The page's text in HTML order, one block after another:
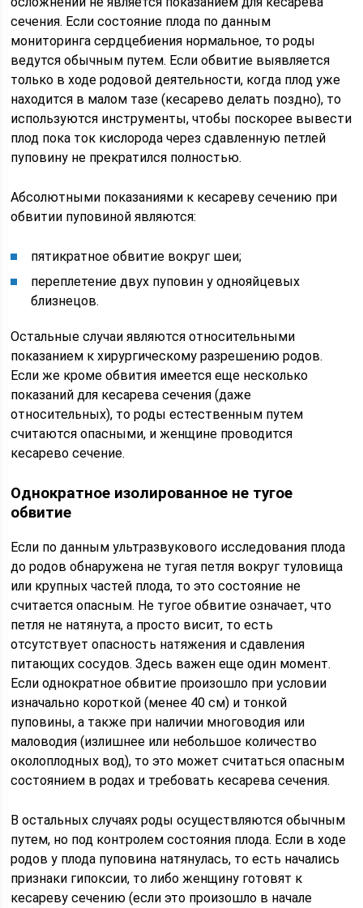
сечения. Если состояние плода по данным
мониторинга сердцебиения нормальное, то роды
ведутся обычным путем. Если обвитие выявляется
только в ходе родовой деятельности, когда плод уже
находится в малом тазе (кесарево делать поздно), то
используются инструменты, чтобы поскорее вывести
плод пока ток кислорода через сдавленную петлей
пуповину не прекратился полностью.
Абсолютными показаниями к кесареву сечению при
обвитии пуповиной являются:
пятикратное обвитие вокруг шеи;
переплетение двух пуповин у однояйцевых
близнецов.
Остальные случаи являются относительными
показанием к хирургическому разрешению родов.
Если же кроме обвития имеется еще несколько
показаний для кесарева сечения (даже
относительных), то роды естественным путем
считаются опасными, и женщине проводится
кесарево сечение.
Однократное изолированное не тугое
обвитие
Если по данным ультразвукового исследования плода
до родов обнаружена не тугая петля вокруг туловища
или крупных частей плода, то это состояние не
считается опасным. Не тугое обвитие означает, что
петля не натянута, а просто висит, то есть
отсутствует опасность натяжения и сдавления
питающих сосудов. Здесь важен еще один момент.
Если однократное обвитие произошло при условии
изначально короткой (менее 40 см) и тонкой
пуповины, а также при наличии многоводия или
маловодия (излишнее или небольшое количество
околоплодных вод), то это может считаться опасным
состоянием в родах и требовать кесарева сечения.
В остальных случаях роды осуществляются обычным
путем, но под контролем состояния плода. Если в ходе
родов у плода пуповина натянулась, то есть начались
признаки гипоксии, то либо женщину готовят к
кесареву сечению (если это произошло в начале